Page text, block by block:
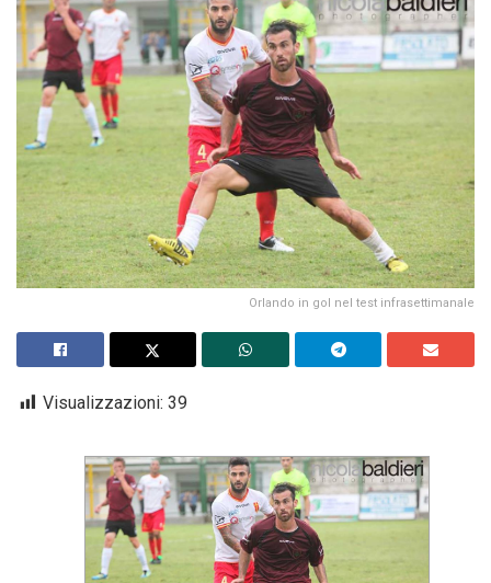
Orlando in gol nel test infrasettimanale
Visualizzazioni: 39